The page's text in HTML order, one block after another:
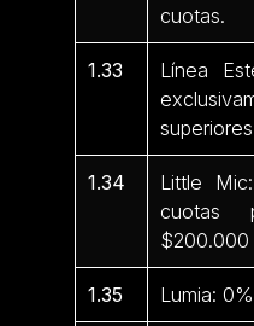
cuotas.
1.33
Línea
1.34
Little
cuotas
$200.000
1.35 Lumia: